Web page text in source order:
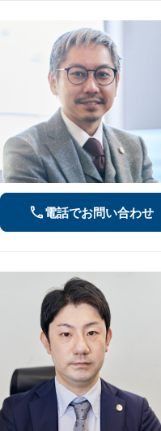
電話でお問い合わせ